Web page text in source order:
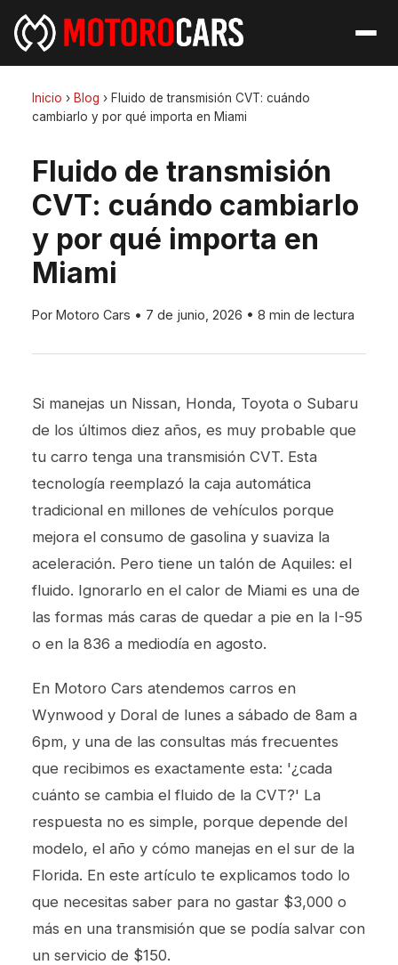
Inicio › Blog › Fluido de transmisión CVT: cuándo
cambiarlo y por qué importa en Miami
Fluido de transmisión
CVT: cuándo cambiarlo
y por qué importa en
Miami
Por Motoro Cars • 7 de junio, 2026 • 8 min de lectura
Si manejas un Nissan, Honda, Toyota o Subaru
de los últimos diez años, es muy probable que
tu carro tenga una transmisión CVT. Esta
tecnología reemplazó la caja automática
tradicional en millones de vehículos porque
mejora el consumo de gasolina y suaviza la
aceleración. Pero tiene un talón de Aquiles: el
fluido. Ignorarlo en el calor de Miami es una de
las formas más caras de quedar a pie en la I-95
o en la 836 a mediodía en agosto.
En Motoro Cars atendemos carros en
Wynwood y Doral de lunes a sábado de 8am a
6pm, y una de las consultas más frecuentes
que recibimos es exactamente esta: '¿cada
cuánto se cambia el fluido de la CVT?' La
respuesta no es simple, porque depende del
modelo, el año y cómo manejas en el sur de la
Florida. En este artículo te explicamos todo lo
que necesitas saber para no gastar $3,000 o
más en una transmisión que se podía salvar con
un servicio de $150.